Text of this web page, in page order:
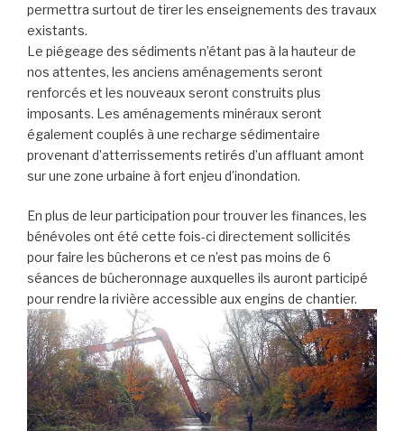
permettra surtout de tirer les enseignements des travaux
existants.
Le piégeage des sédiments n’étant pas à la hauteur de
nos attentes, les anciens aménagements seront
renforcés et les nouveaux seront construits plus
imposants. Les aménagements minéraux seront
également couplés à une recharge sédimentaire
provenant d’atterrissements retirés d’un affluant amont
sur une zone urbaine à fort enjeu d’inondation.
En plus de leur participation pour trouver les finances, les
bénévoles ont été cette fois-ci directement sollicités
pour faire les bûcherons et ce n’est pas moins de 6
séances de bûcheronnage auxquelles ils auront participé
pour rendre la rivière accessible aux engins de chantier.